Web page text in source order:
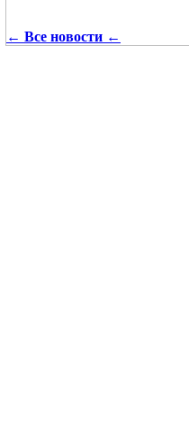
← Все новости ←